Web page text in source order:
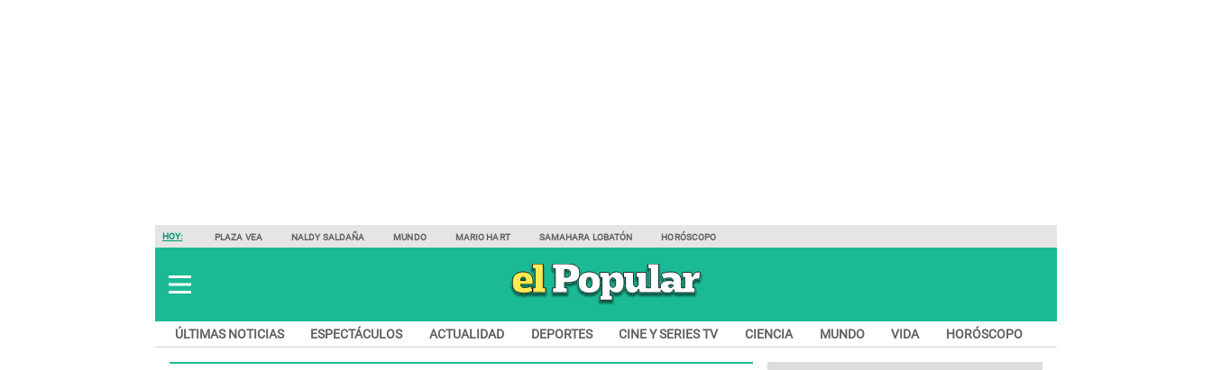
HOY: PLAZA VEA NALDY SALDAÑA MUNDO MARIO HART SAMAHARA LOBATÓN HORÓSCOPO
ÚLTIMAS NOTICIAS ESPECTÁCULOS ACTUALIDAD DEPORTES CINE Y SERIES TV CIENCIA MUNDO VIDA HORÓSCOPO